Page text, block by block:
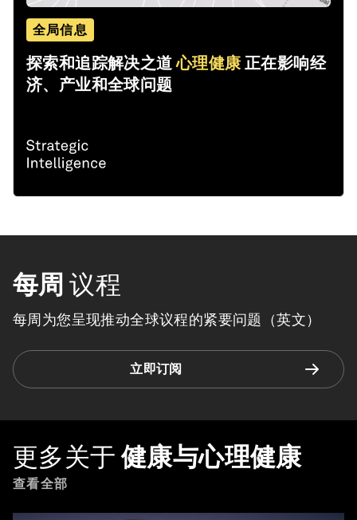
全局信息
探索和追踪解决之道心理健康正在影响经
济、产业和全球问题
每周 议程
每周为您呈现推动全球议程的紧要问题（英文）
立即订阅
更多关于 健康与心理健康
查看全部